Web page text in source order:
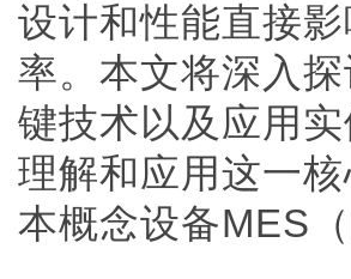
设计和性能直接
率。本文将深入
键技术以及应用
理解和应用这一
本概念设备MES